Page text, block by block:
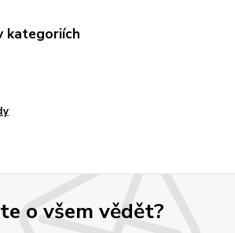
kategoriích
o všem vědět?